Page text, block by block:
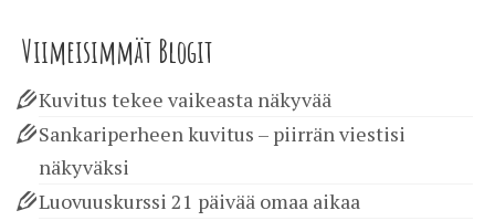
Viimeisimmät Blogit
Kuvitus tekee vaikeasta näkyvää
Sankariperheen kuvitus – piirrän viestisi
näkyväksi
Luovuuskurssi 21 päivää omaa aikaa